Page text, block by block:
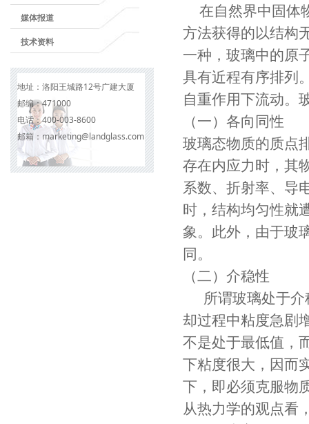
媒体报道
技术资料
地址： 洛阳王城路12号广建大厦
邮编：471000
电话：400-003-8600
邮箱： marketing@landglass.com
在自然界中固体
方法获得的以结构
一种，玻璃中的原
具有近程有序排列
自重作用下流动。
（一）各向同性
玻璃态物质的质点
存在内应力时，其
系数、折射率、导
时，结构均匀性就
象。此外，由于玻
同。
（二）介稳性
所谓玻璃处于介
却过程中粘度急剧
不是处于最低值，
下粘度很大，因而
下，即必须克服物
从热力学的观点看